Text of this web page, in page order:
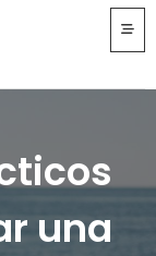
una